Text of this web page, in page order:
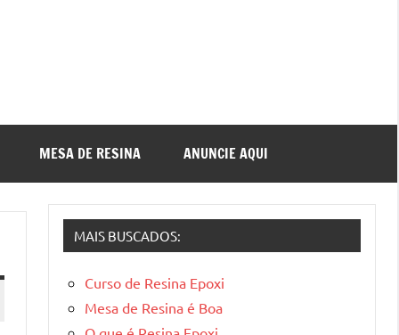
MESA DE RESINA ANUNCIE AQUI
MAIS BUSCADOS:
Curso de Resina Epoxi
Mesa de Resina é Boa